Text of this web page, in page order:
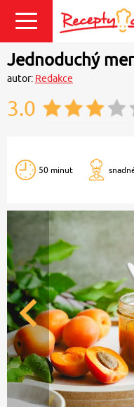
Přihlásit se
Jednoduchý
autor: Redakce
3.0
50 minut